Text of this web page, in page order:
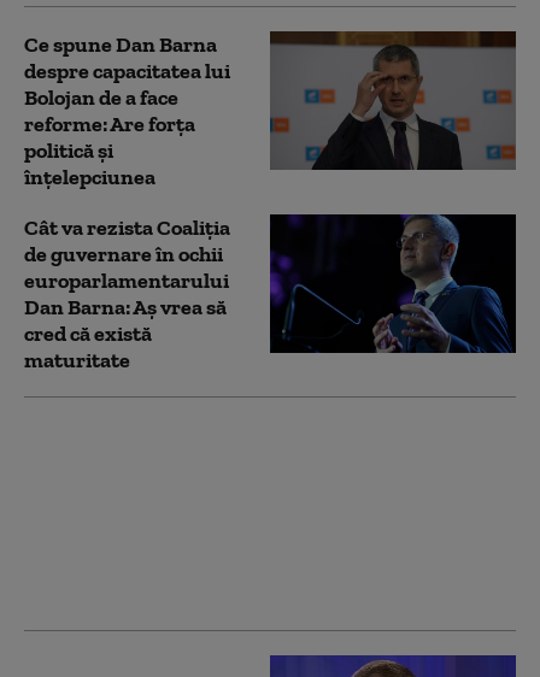
Ce spune Dan Barna
despre capacitatea lui
Bolojan de a face
reforme: Are forța
politică și
înțelepciunea
Cât va rezista Coaliția
de guvernare în ochii
europarlamentarului
Dan Barna: Aș vrea să
cred că există
maturitate